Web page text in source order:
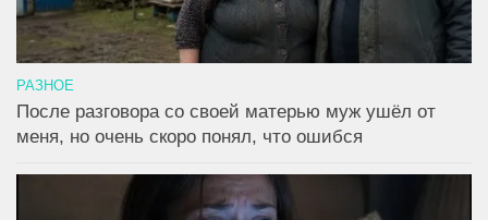
РАЗНОЕ
После разговора со своей матерью муж ушёл от
меня, но очень скоро понял, что ошибся